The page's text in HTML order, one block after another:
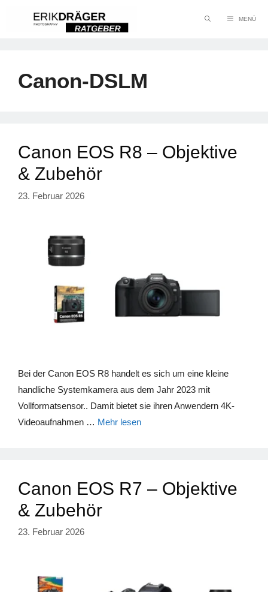
MENÜ
Canon-DSLM
Canon EOS R8 – Objektive
& Zubehör
23. Februar 2026
Bei der Canon EOS R8 handelt es sich um eine kleine
handliche Systemkamera aus dem Jahr 2023 mit
Vollformatsensor.. Damit bietet sie ihren Anwendern 4K-
Videoaufnahmen … Mehr lesen
Canon EOS R7 – Objektive
& Zubehör
23. Februar 2026